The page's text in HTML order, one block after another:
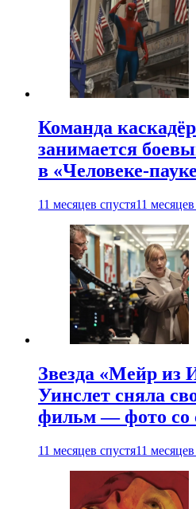
Команда
занимается
в «Человеке-
11 месяцев спустя11
Звезда «Мейр из
Уинслет сняла
фильм — фото со
11 месяцев спустя11